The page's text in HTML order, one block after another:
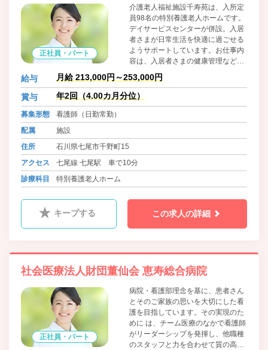
正社員・パート
介護老人福祉施設千寿苑は、入所定
員98名の特別養護老人ホームです。
デイサービスセンターが併設。入居
者さまが日常生活を快適に過ごせる
ようサポートしています。お仕事内
容は、入居者さまの健康管理などの
看護業務です。介護業務の補助も行
っているので、介護についての知識
や技術を習得できます。老年看護に
給与 月給 213,000円～253,000円
賞与 年2回（4.00カ月分位）
募集形態
看護師（日勤常勤）
配属
施設
住所
石川県七尾市千野町15
アクセス
七尾線 七尾駅 車で10分
診療科目
特別養護老人ホーム
キープする この求人の詳細
社会医療法人財団董仙会 恵寿総合病院
正社員・パート
病院・看護部理念を基に、患者さん
とそのご家族の思いを大切にした看
護を目指しています。その実現のた
めに は、チーム医療のなかで看護師
がリーダーシップを発揮し、他職種
のスタッフと力を合わせて質の高い